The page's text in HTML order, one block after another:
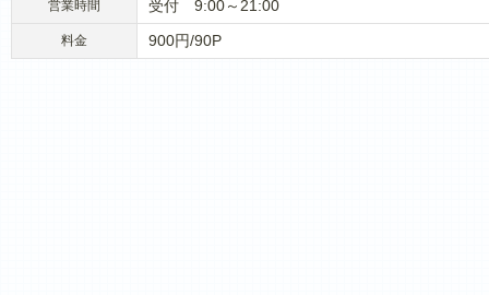
営業時間 受付 9:00～21:00
料金 900円/90P